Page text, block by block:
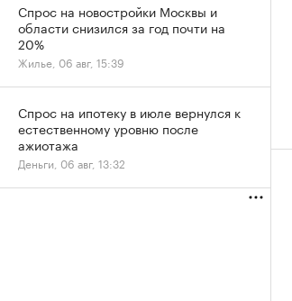
Спрос на новостройки Москвы и
области снизился за год почти на
20%
Жилье, 06 авг, 15:39
Спрос на ипотеку в июле вернулся к
естественному уровню после
ажиотажа
Деньги, 06 авг, 13:32